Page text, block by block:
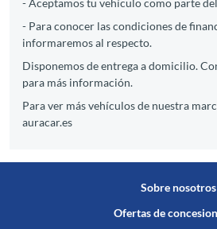
- Aceptamos tu vehículo como parte
- Para conocer las condiciones de
informaremos al respecto.
Disponemos de entrega a domicilio.
para más información.
Para ver más vehículos de nuestra
auracar.es
Sobre nosotros
Ofertas de